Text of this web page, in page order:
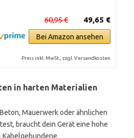
49,65 €
60,95 €
Bei Amazon ansehen
Preis inkl. MwSt., zzgl. Versandkosten
in harten Materialien
Mauerwerk oder ähnlichen
braucht dein Gerät eine hohe
Kabelgebundene